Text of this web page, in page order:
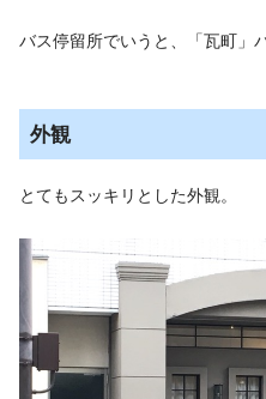
バス停留所でいうと、「瓦町」
外観
とてもスッキリとした外観。